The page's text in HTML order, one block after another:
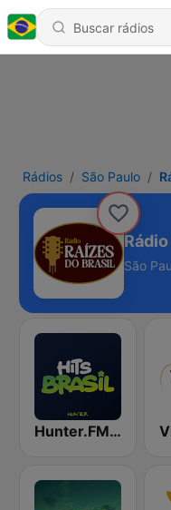
Rádios São Paulo
São
Hunter.FM - Hits Brasil